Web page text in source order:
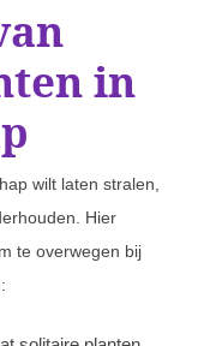
in
wilt laten stralen,
Hier
te overwegen bij